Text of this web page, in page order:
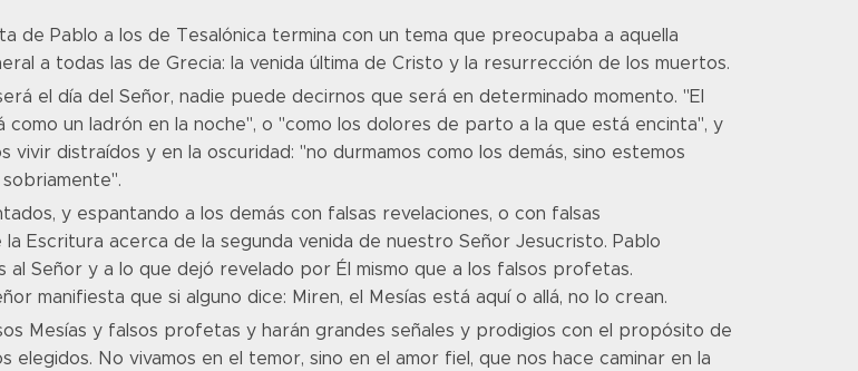
de Pablo a los de Tesalónica termina con un tema que preocupaba a aquella
a todas las de Grecia: la venida última de Cristo y la resurrección de los muertos.
el día del Señor, nadie puede decirnos que será en determinado momento. "El
como un ladrón en la noche", o "como los dolores de parto a la que está encinta", y
vivir distraídos y en la oscuridad: "no durmamos como los demás, sino estemos
y espantando a los demás con falsas revelaciones, o con falsas
Escritura acerca de la segunda venida de nuestro Señor Jesucristo. Pablo
al Señor y a lo que dejó revelado por Él mismo que a los falsos profetas.
manifiesta que si alguno dice: Miren, el Mesías está aquí o allá, no lo crean.
Mesías y falsos profetas y harán grandes señales y prodigios con el propósito de
elegidos. No vivamos en el temor, sino en el amor fiel, que nos hace caminar en la